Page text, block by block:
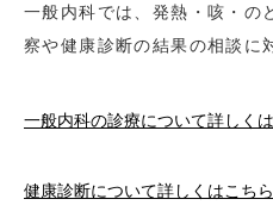
一般内科では、発熱・咳・の
察や健康診断の結果の相談に
一般内科の診療について詳しく
健康診断について詳しくはこちら